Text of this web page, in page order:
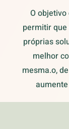
O
permitir
próprias
melhor
mesma.o,